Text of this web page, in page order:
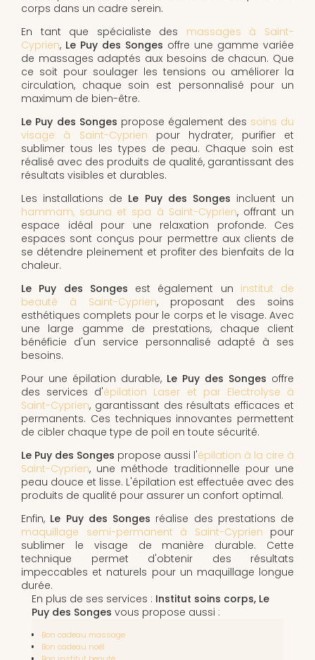
corps dans un cadre serein.
En tant que spécialiste des massages à Saint-
Cyprien, Le Puy des Songes offre une gamme variée
de massages adaptés aux besoins de chacun. Que
ce soit pour soulager les tensions ou améliorer la
circulation, chaque soin est personnalisé pour un
maximum de bien-être.
Le Puy des Songes propose également des soins du
visage à Saint-Cyprien pour hydrater, purifier et
sublimer tous les types de peau. Chaque soin est
réalisé avec des produits de qualité, garantissant des
résultats visibles et durables.
Les installations de Le Puy des Songes incluent un
hammam, sauna et spa à Saint-Cyprien, offrant un
espace idéal pour une relaxation profonde. Ces
espaces sont conçus pour permettre aux clients de
se détendre pleinement et profiter des bienfaits de la
chaleur.
Le Puy des Songes est également un institut de
beauté à Saint-Cyprien, proposant des soins
esthétiques complets pour le corps et le visage. Avec
une large gamme de prestations, chaque client
bénéficie d'un service personnalisé adapté à ses
besoins.
Pour une épilation durable, Le Puy des Songes offre
des services d'épilation Laser et par Electrolyse à
Saint-Cyprien, garantissant des résultats efficaces et
permanents. Ces techniques innovantes permettent
de cibler chaque type de poil en toute sécurité.
Le Puy des Songes propose aussi l'épilation à la cire à
Saint-Cyprien, une méthode traditionnelle pour une
peau douce et lisse. L'épilation est effectuée avec des
produits de qualité pour assurer un confort optimal.
Enfin, Le Puy des Songes réalise des prestations de
maquillage semi-permanent à Saint-Cyprien pour
sublimer le visage de manière durable. Cette
technique permet d'obtenir des résultats
impeccables et naturels pour un maquillage longue
durée.
En plus de ses services : Institut soins corps, Le
Puy des Songes vous propose aussi :
Bon cadeau massage
Bon cadeau noël